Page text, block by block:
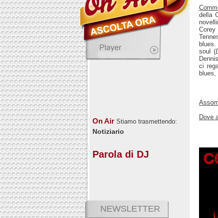
On Air Stiamo trasmettendo:
Notiziario
Parola di DJ
NEWSLETTER
della
soul (
ci
Dove